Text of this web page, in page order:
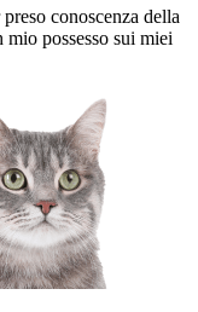
conoscenza della
possesso sui miei